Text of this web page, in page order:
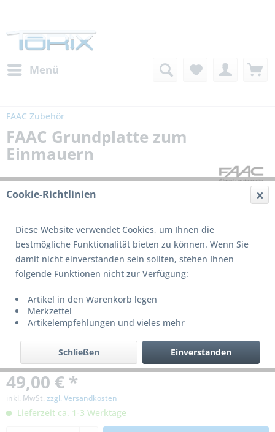
Menü
FAAC Zubehör
FAAC Grundplatte zum
Einmauern
49,00 € *
inkl. MwSt. zzgl. Versandkosten
Lieferzeit ca. 1-3 Werktage
Cookie-Richtlinien
Diese Website verwendet Cookies, um Ihnen die
bestmögliche Funktionalität bieten zu können. Wenn Sie
damit nicht einverstanden sein sollten, stehen Ihnen
folgende Funktionen nicht zur Verfügung:
Artikel in den Warenkorb legen
Merkzettel
Artikelempfehlungen und vieles mehr
Einverstanden
Schließen